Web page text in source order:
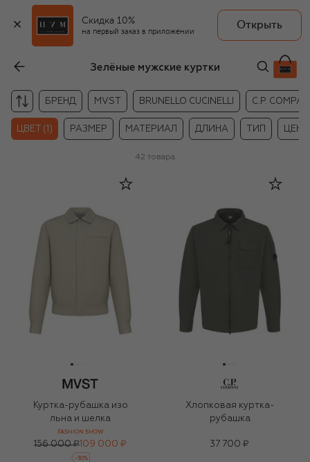
Скидка 10%
на первый заказ в приложении
Открыть
Зелёные мужские куртки
БРЕНД MVST BRUNELLO CUCINELLI C.P.
ЦВЕТ (1) РАЗМЕР МАТЕРИАЛ ДЛИНА ТИП ЦЕНА
42 товара
Куртка-рубашка изо
льна и шелка
FASHION SHOW
156 000 ₽ 109 000 ₽
-30%
Хлопковая куртка-
рубашка
37 700 ₽